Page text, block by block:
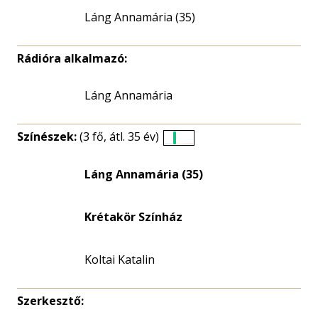
Láng Annamária (35)
Rádióra alkalmazó:
Láng Annamária
Színészek:(3 fő, átl. 35 év)
eloszlás
Láng Annamária (35)
Krétakör Színház
Koltai Katalin
Szerkesztő: